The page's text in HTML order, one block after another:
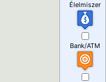
Élelmiszer
Bank/ATM